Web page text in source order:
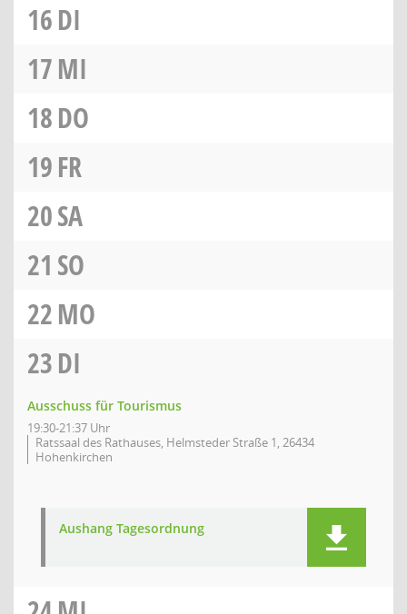
16DI
17MI
18DO
19FR
20SA
21 SO
22MO
23DI
Ausschuss für Tourismus
19:30-21:37 Uhr
Ratssaal des Rathauses, Helmsteder Straße 1, 26434
Hohenkirchen
Aushang Tagesordnung